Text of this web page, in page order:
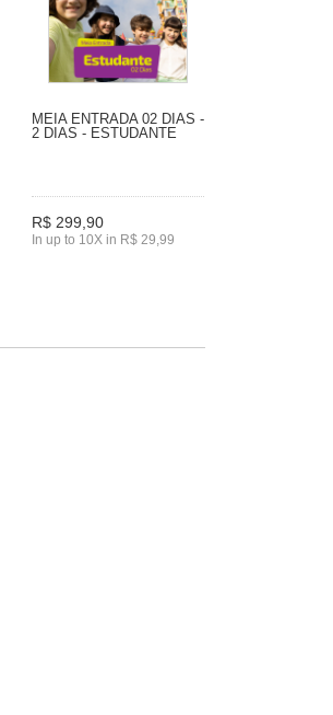
MEIA ENTRADA 02 DIAS -
2 DIAS - ESTUDANTE
R$ 299,90
In up to 10X in R$ 29,99